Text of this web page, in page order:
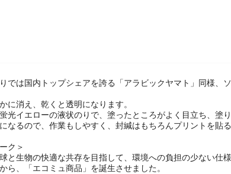
では国内トップシェアを誇る「アラビックヤマト」同様、
に消え、乾くと透明になります。
光イエローの液状のりで、塗ったところがよく目立ち、塗
ク＞
と生物の快適な共存を目指して、環境への負担の少ない仕